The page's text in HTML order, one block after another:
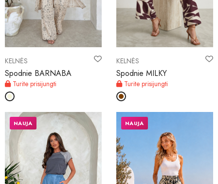
KELNĖS
Spodnie BARNABA
Turite prisijungti
KELNĖS
Spodnie MILKY
Turite prisijungti
NAUJA NAUJA